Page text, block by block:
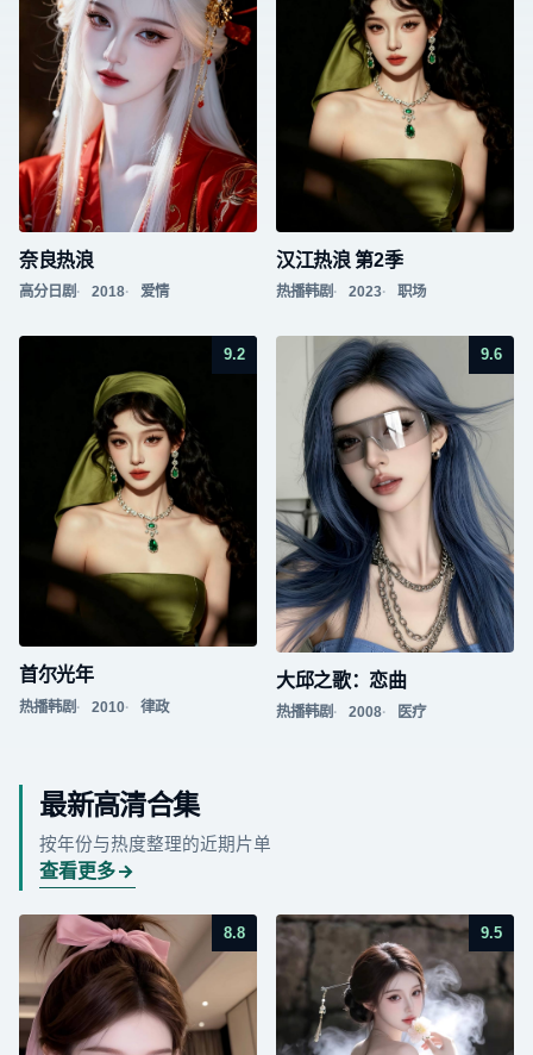
奈良热浪
高分日剧 2018 爱情
汉江热浪 第2季
热播韩剧 2023 职场
9.2
首尔光年
热播韩剧 2010 律政
9.6
大邱之歌：恋曲
热播韩剧 2008 医疗
最新高清合集
按年份与热度整理的近期片单
查看更多
8.8 9.5